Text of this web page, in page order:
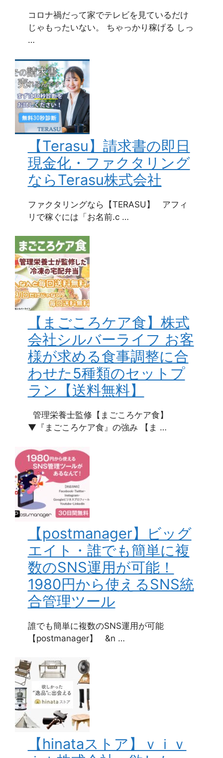
コロナ禍だって家でテレビを見ているだけ
じゃもったいない。 ちゃっかり稼げる しっ
…
【Terasu】請求書の即日
現金化・ファクタリング
ならTerasu株式会社
ファクタリングなら【TERASU】 アフィ
リで稼ぐには「お名前.c …
【まごころケア食】株式
会社シルバーライフ お客
様が求める食事調整に合
わせた5種類のセットプ
ラン【送料無料】
管理栄養士監修【まごころケア食】
▼『まごころケア食』の強み 【ま …
【postmanager】ビッグ
エイト・誰でも簡単に複
数のSNS運用が可能！
1980円から使えるSNS統
合管理ツール
誰でも簡単に複数のSNS運用が可能
【postmanager】 &n …
【hinataストア】ｖｉｖ